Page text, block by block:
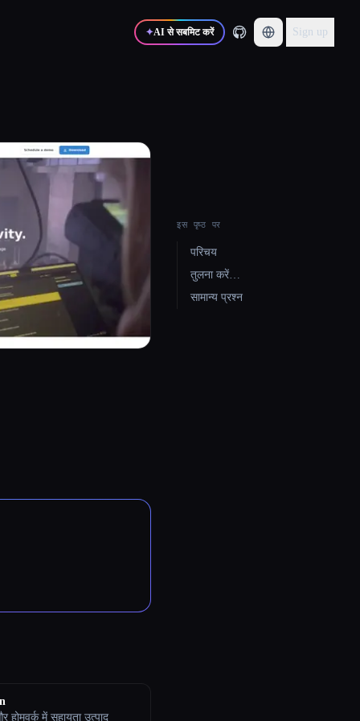
✦AI से सबमिट करें Sign up
में सहायता उत्पाद
इस पृष्ठ पर
परिचय
तुलना करें…
सामान्य प्रश्न